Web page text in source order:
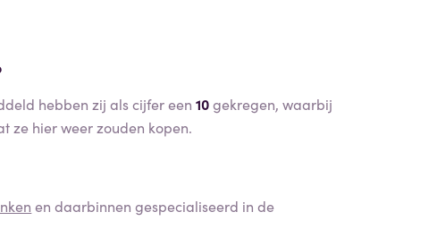
hebben zij als cijfer een10gekregen, waarbij
ze hier weer zouden kopen.
en daarbinnen gespecialiseerd in de